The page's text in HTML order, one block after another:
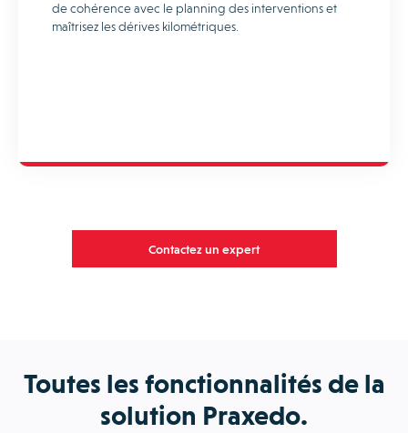
de cohérence avec le planning des interventions et
maîtrisez les dérives kilométriques.
Contactez un expert
Toutes les fonctionnalités de la
solution Praxedo.